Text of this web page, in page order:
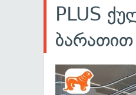
PLUS
ბარათით